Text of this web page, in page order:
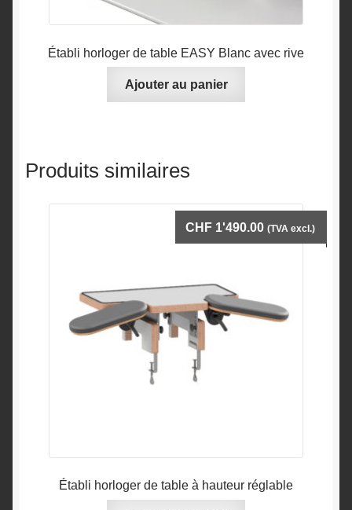
Établi horloger de table EASY Blanc avec rive
Ajouter au panier
Produits similaires
Établi horloger de table à hauteur réglable
CHF 1'490.00 (TVA excl.)